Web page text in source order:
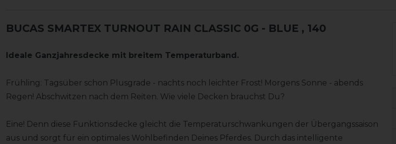
BUCAS SMARTEX TURNOUT RAIN CLASSIC 0G - BLUE , 140
Ideale Ganzjahresdecke mit breitem Temperaturband.
Frühling: Tagsüber schon Plusgrade - nachts noch leichter Frost! Morgens Sonne - abends
Regen! Abschwitzen nach dem Reiten. Wie viele Decken brauchst Du?
Eine! Denn diese Funktionsdecke gleicht die Temperaturschwankungen der Übergangssaison
aus und sorgt für ein optimales Wohlbefinden Deines Pferdes. Durch das intelligente